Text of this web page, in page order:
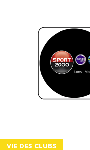
VIE DES CLUBS